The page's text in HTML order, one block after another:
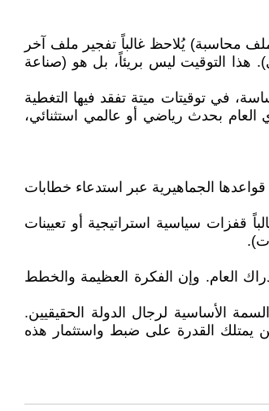
محاسبة) يُلاحظ غالباً تفجير ملف آخر
التوقيت ليس بريئاً، بل هو (صناعة
في توقيتات ميتة تفقد فيها التغطية
العام بحدث رياضي أو عالمي استثنائي،
الجماهيرية عبر استدعاء خطابات
قفزات سياسية استراتيجية أو تعيينات
العام. وإن الفكرة العظيمة والخطط
الأساسية لرجال الدولة الحقيقيين.
يمتلك القدرة على ضبط واستثمار هذه